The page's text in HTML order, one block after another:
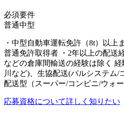
必須要件
普通中型
・中型自動車運転免許（8t）以上
普通免許取得者 ・2年以上の配送
などの倉庫間輸送の経験は除く
川など)、生協配送(パルシステム/
配送型（スーパー/コンビニ/ウォ
応募資格について詳しく知りたい